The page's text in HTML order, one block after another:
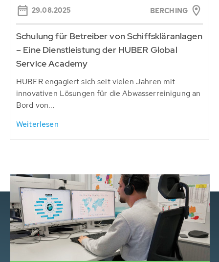
29.08.2025 BERCHING
Schulung für Betreiber von Schiffskläranlagen
– Eine Dienstleistung der HUBER Global
Service Academy
HUBER engagiert sich seit vielen Jahren mit
innovativen Lösungen für die Abwasserreinigung an
Bord von...
Weiterlesen